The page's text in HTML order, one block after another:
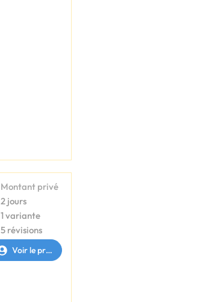
Montant privé
2 jours
1 variante
5 révisions
Voir le profil